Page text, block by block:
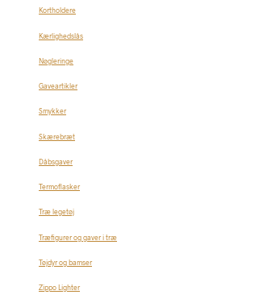
Kortholdere
Kærlighedslås
Nøgleringe
Gaveartikler
Smykker
Skærebræt
Dåbsgaver
Termoflasker
Træ legetøj
Træfigurer og gaver i træ
Tøjdyr og bamser
Zippo Lighter